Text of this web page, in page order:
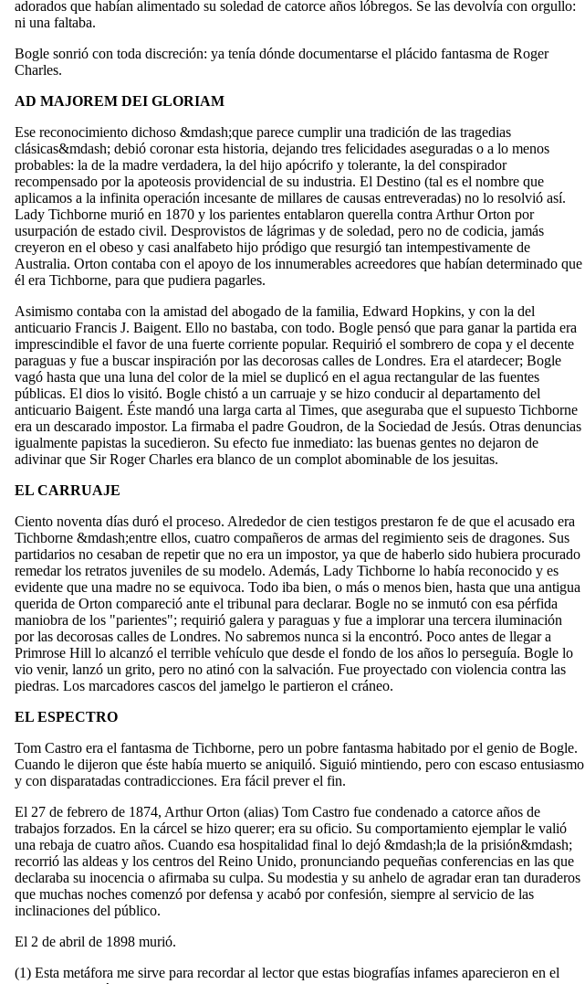
adorados que habían alimentado su soledad de catorce años lóbregos. Se las devolvía con orgullo:
ni una faltaba.
Bogle sonrió con toda discreción: ya tenía dónde documentarse el plácido fantasma de Roger
Charles.
AD MAJOREM DEI GLORIAM
Ese reconocimiento dichoso &mdash;que parece cumplir una tradición de las tragedias
clásicas&mdash; debió coronar esta historia, dejando tres felicidades aseguradas o a lo menos
probables: la de la madre verdadera, la del hijo apócrifo y tolerante, la del conspirador
recompensado por la apoteosis providencial de su industria. El Destino (tal es el nombre que
aplicamos a la infinita operación incesante de millares de causas entreveradas) no lo resolvió así.
Lady Tichborne murió en 1870 y los parientes entablaron querella contra Arthur Orton por
usurpación de estado civil. Desprovistos de lágrimas y de soledad, pero no de codicia, jamás
creyeron en el obeso y casi analfabeto hijo pródigo que resurgió tan intempestivamente de
Australia. Orton contaba con el apoyo de los innumerables acreedores que habían determinado que
él era Tichborne, para que pudiera pagarles.
Asimismo contaba con la amistad del abogado de la familia, Edward Hopkins, y con la del
anticuario Francis J. Baigent. Ello no bastaba, con todo. Bogle pensó que para ganar la partida era
imprescindible el favor de una fuerte corriente popular. Requirió el sombrero de copa y el decente
paraguas y fue a buscar inspiración por las decorosas calles de Londres. Era el atardecer; Bogle
vagó hasta que una luna del color de la miel se duplicó en el agua rectangular de las fuentes
públicas. El dios lo visitó. Bogle chistó a un carruaje y se hizo conducir al departamento del
anticuario Baigent. Éste mandó una larga carta al Times, que aseguraba que el supuesto Tichborne
era un descarado impostor. La firmaba el padre Goudron, de la Sociedad de Jesús. Otras denuncias
igualmente papistas la sucedieron. Su efecto fue inmediato: las buenas gentes no dejaron de
adivinar que Sir Roger Charles era blanco de un complot abominable de los jesuitas.
EL CARRUAJE
Ciento noventa días duró el proceso. Alrededor de cien testigos prestaron fe de que el acusado era
Tichborne &mdash;entre ellos, cuatro compañeros de armas del regimiento seis de dragones. Sus
partidarios no cesaban de repetir que no era un impostor, ya que de haberlo sido hubiera procurado
remedar los retratos juveniles de su modelo. Además, Lady Tichborne lo había reconocido y es
evidente que una madre no se equivoca. Todo iba bien, o más o menos bien, hasta que una antigua
querida de Orton compareció ante el tribunal para declarar. Bogle no se inmutó con esa pérfida
maniobra de los "parientes"; requirió galera y paraguas y fue a implorar una tercera iluminación
por las decorosas calles de Londres. No sabremos nunca si la encontró. Poco antes de llegar a
Primrose Hill lo alcanzó el terrible vehículo que desde el fondo de los años lo perseguía. Bogle lo
vio venir, lanzó un grito, pero no atinó con la salvación. Fue proyectado con violencia contra las
piedras. Los marcadores cascos del jamelgo le partieron el cráneo.
EL ESPECTRO
Tom Castro era el fantasma de Tichborne, pero un pobre fantasma habitado por el genio de Bogle.
Cuando le dijeron que éste había muerto se aniquiló. Siguió mintiendo, pero con escaso entusiasmo
y con disparatadas contradicciones. Era fácil prever el fin.
El 27 de febrero de 1874, Arthur Orton (alias) Tom Castro fue condenado a catorce años de
trabajos forzados. En la cárcel se hizo querer; era su oficio. Su comportamiento ejemplar le valió
una rebaja de cuatro años. Cuando esa hospitalidad final lo dejó &mdash;la de la prisión&mdash;
recorrió las aldeas y los centros del Reino Unido, pronunciando pequeñas conferencias en las que
declaraba su inocencia o afirmaba su culpa. Su modestia y su anhelo de agradar eran tan duraderos
que muchas noches comenzó por defensa y acabó por confesión, siempre al servicio de las
inclinaciones del público.
El 2 de abril de 1898 murió.
(1) Esta metáfora me sirve para recordar al lector que estas biografías infames aparecieron en el